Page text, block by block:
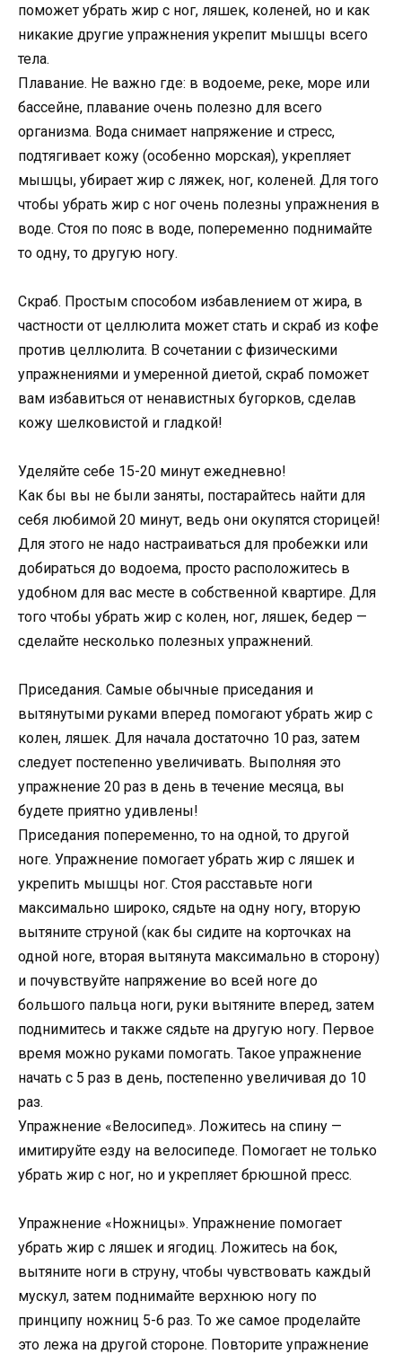
поможет убрать жир с ног, ляшек, коленей, но и как
никакие другие упражнения укрепит мышцы всего
тела.
Плавание. Не важно где: в водоеме, реке, море или
бассейне, плавание очень полезно для всего
организма. Вода снимает напряжение и стресс,
подтягивает кожу (особенно морская), укрепляет
мышцы, убирает жир с ляжек, ног, коленей. Для того
чтобы убрать жир с ног очень полезны упражнения в
воде. Стоя по пояс в воде, попеременно поднимайте
то одну, то другую ногу.
Скраб. Простым способом избавлением от жира, в
частности от целлюлита может стать и скраб из кофе
против целлюлита. В сочетании с физическими
упражнениями и умеренной диетой, скраб поможет
вам избавиться от ненавистных бугорков, сделав
кожу шелковистой и гладкой!
Уделяйте себе 15-20 минут ежедневно!
Как бы вы не были заняты, постарайтесь найти для
себя любимой 20 минут, ведь они окупятся сторицей!
Для этого не надо настраиваться для пробежки или
добираться до водоема, просто расположитесь в
удобном для вас месте в собственной квартире. Для
того чтобы убрать жир с колен, ног, ляшек, бедер —
сделайте несколько полезных упражнений.
Приседания. Самые обычные приседания и
вытянутыми руками вперед помогают убрать жир с
колен, ляшек. Для начала достаточно 10 раз, затем
следует постепенно увеличивать. Выполняя это
упражнение 20 раз в день в течение месяца, вы
будете приятно удивлены!
Приседания попеременно, то на одной, то другой
ноге. Упражнение помогает убрать жир с ляшек и
укрепить мышцы ног. Стоя расставьте ноги
максимально широко, сядьте на одну ногу, вторую
вытяните струной (как бы сидите на корточках на
одной ноге, вторая вытянута максимально в сторону)
и почувствуйте напряжение во всей ноге до
большого пальца ноги, руки вытяните вперед, затем
поднимитесь и также сядьте на другую ногу. Первое
время можно руками помогать. Такое упражнение
начать с 5 раз в день, постепенно увеличивая до 10
раз.
Упражнение «Велосипед». Ложитесь на спину —
имитируйте езду на велосипеде. Помогает не только
убрать жир с ног, но и укрепляет брюшной пресс.
Упражнение «Ножницы». Упражнение помогает
убрать жир с ляшек и ягодиц. Ложитесь на бок,
вытяните ноги в струну, чтобы чувствовать каждый
мускул, затем поднимайте верхнюю ногу по
принципу ножниц 5-6 раз. То же самое проделайте
это лежа на другой стороне. Повторите упражнение